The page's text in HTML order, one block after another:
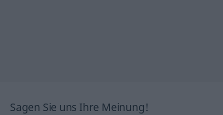
Sagen Sie uns Ihre Meinung!